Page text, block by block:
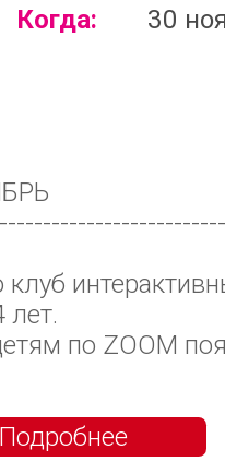
Когда:
30
лет.
по ZOOM
Подробнее